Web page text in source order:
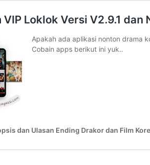
VIP Loklok Versi V2.9.1
Apakah ada aplikasi nonton drama
Cobain apps berikut ini yuk..
dan Ulasan Ending Drakor dan Film